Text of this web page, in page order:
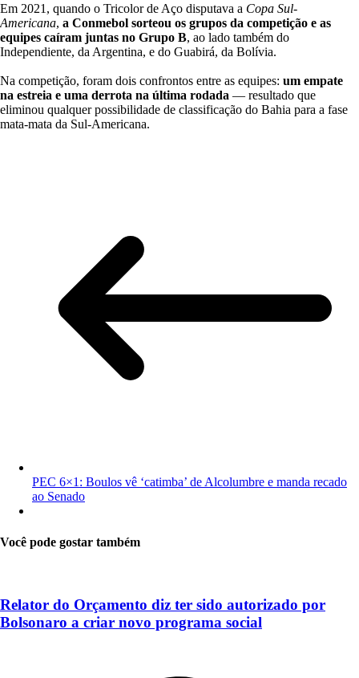
Em 2021, quando o Tricolor de Aço disputava a Copa Sul-
Americana, a Conmebol sorteou os grupos da competição e as
equipes caíram juntas no Grupo B, ao lado também do
Independiente, da Argentina, e do Guabirá, da Bolívia.
Na competição, foram dois confrontos entre as equipes: um empate
na estreia e uma derrota na última rodada — resultado que
eliminou qualquer possibilidade de classificação do Bahia para a fase
mata-mata da Sul-Americana.
PEC 6×1: Boulos vê ‘catimba’ de Alcolumbre e manda recado
ao Senado
Você pode gostar também
Relator do Orçamento diz ter sido autorizado por
Bolsonaro a criar novo programa social